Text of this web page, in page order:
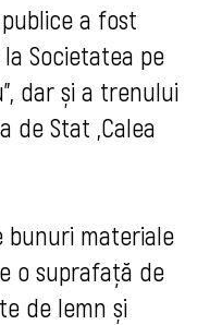
a fost
Societatea pe
dar și a trenului
de Stat „Calea
materiale
o suprafață de
de lemn și